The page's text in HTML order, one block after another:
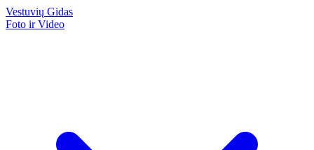
Vestuvių Gidas
Foto ir Video